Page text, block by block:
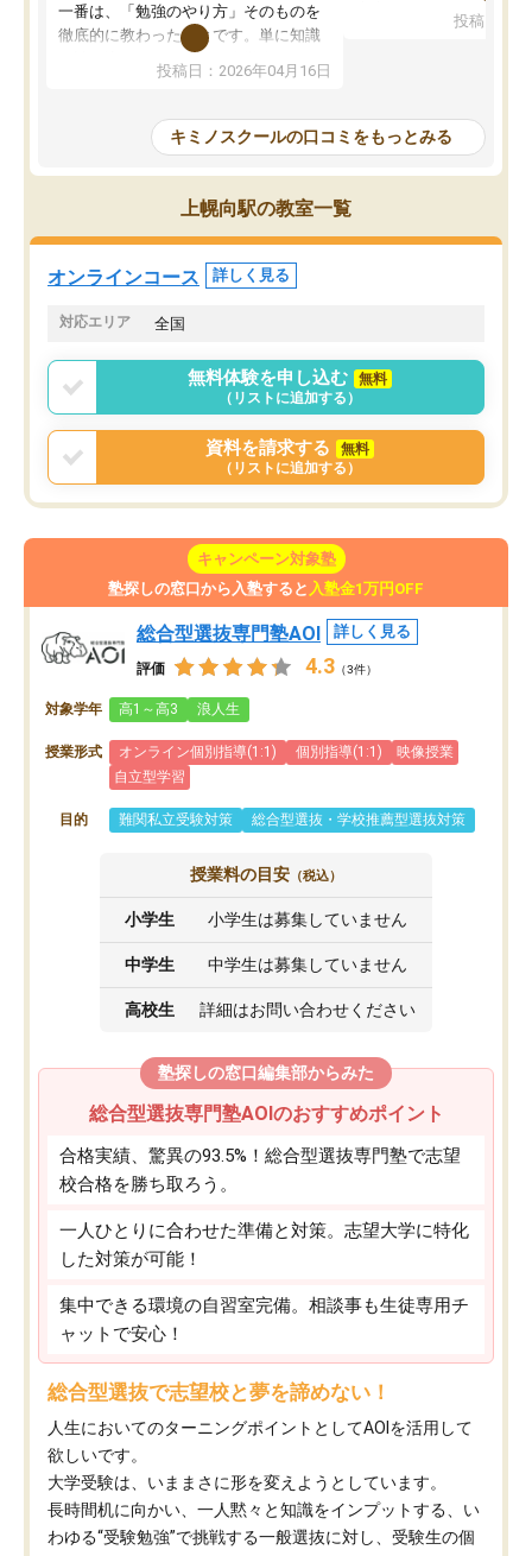
一番は、「勉強のやり方」そのものを
徹底的に教わったことです。単に知識
を詰め込むのではなく、自学自習の習
慣が身につくよう並走してくれるの
はなくなりました。
講師の方との距離も近く、親身なコー
チングのおかげで、停滞期もモチベー
ションを維持できました。「やらされ
る勉強」から「目標のための勉強」へ
意識が変わったことが、目標校への合
投稿日：2026年04月16日
を明確にしてくれるの
の仕方をコーチングして
ルなので、家での学習習
身につきました。結果と
た。自分から学ぶ姿勢を
投稿日：
キミノスクールの口コミをもっとみる
上幌向駅の教室一覧
オンラインコース 詳しく見る
対応エリア 全国
無料体験を申し込む
無料
（リストに追加する）
資料を請求する
無料
（リストに追加する）
キャンペーン対象塾
塾探しの窓口から入塾すると 入塾金1万円OFF
総合型選抜専門塾AOI 詳しく見る
評価 4.3 （3件）
対象学年 高1～高3 浪人生
授業形式 オンライン個別指導(1:1) 個別指導(1:1)
映像授業
自立型学習
目的 難関私立受験対策 総合型選抜・学校推薦型選抜対策
授業料の目安 （税込）
小学生 小学生は募集していません
中学生 中学生は募集していません
高校生 詳細はお問い合わせください
塾探しの窓口編集部からみた
総合型選抜専門塾AOIのおすすめポイント
合格実績、驚異の93.5%！総合型選抜専門塾で志望
校合格を勝ち取ろう。
一人ひとりに合わせた準備と対策。志望大学に特化
した対策が可能！
集中できる環境の自習室完備。相談事も生徒専用チ
ャットで安心！
総合型選抜で志望校と夢を諦めない！
人生においてのターニングポイントとしてAOIを活用して
欲しいです。
大学受験は、いままさに形を変えようとしています。
長時間机に向かい、一人黙々と知識をインプットする、い
わゆる“受験勉強”で挑戦する一般選抜に対し、受験生の個